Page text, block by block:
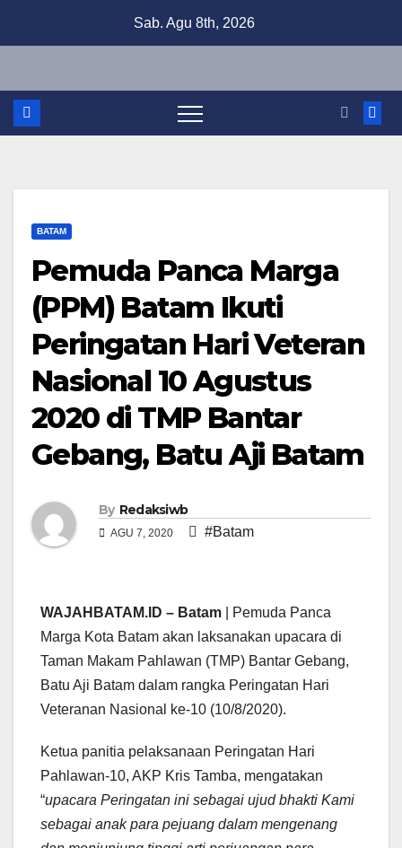
Sab. Agu 8th, 2026
BATAM
Pemuda Panca Marga
(PPM) Batam Ikuti
Peringatan Hari Veteran
Nasional 10 Agustus
2020 di TMP Bantar
Gebang, Batu Aji Batam
By Redaksiwb
AGU 7, 2020 #Batam
WAJAHBATAM.ID – Batam | Pemuda Panca
Marga Kota Batam akan laksanakan upacara di
Taman Makam Pahlawan (TMP) Bantar Gebang,
Batu Aji Batam dalam rangka Peringatan Hari
Veteranan Nasional ke-10 (10/8/2020).
Ketua panitia pelaksanaan Peringatan Hari
Pahlawan-10, AKP Kris Tamba, mengatakan
“upacara Peringatan ini sebagai ujud bhakti Kami
sebagai anak para pejuang dalam mengenang